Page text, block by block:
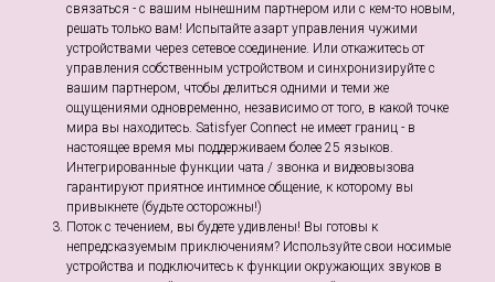
связаться - с вашим нынешним партнером или с кем-то новым,
решать только вам! Испытайте азарт управления чужими
устройствами через сетевое соединение. Или откажитесь от
управления собственным устройством и синхронизируйте с
вашим партнером, чтобы делиться одними и теми же
ощущениями одновременно, независимо от того, в какой точке
мира вы находитесь. Satisfyer Connect не имеет границ - в
настоящее время мы поддерживаем более 25 языков.
Интегрированные функции чата / звонка и видеовызова
гарантируют приятное интимное общение, к которому вы
привыкнете (будьте осторожны!)
Поток с течением, вы будете удивлены! Вы готовы к
непредсказуемым приключениям? Используйте свои носимые
устройства и подключитесь к функции окружающих звуков в